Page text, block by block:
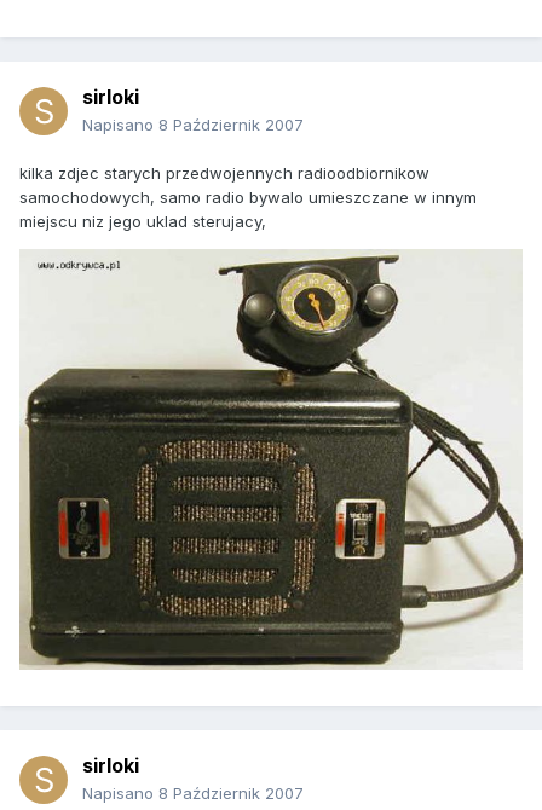
sirloki
Napisano 8 Październik 2007
kilka zdjec starych przedwojennych radioodbiornikow
samochodowych, samo radio bywalo umieszczane w innym
miejscu niz jego uklad sterujacy,
sirloki
Napisano 8 Październik 2007